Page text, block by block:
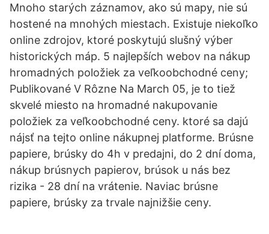
Mnoho starých záznamov, ako sú mapy, nie sú
hostené na mnohých miestach. Existuje niekoľko
online zdrojov, ktoré poskytujú slušný výber
historických máp. 5 najlepších webov na nákup
hromadných položiek za veľkoobchodné ceny;
Publikované V Rôzne Na March 05, je to tiež
skvelé miesto na hromadné nakupovanie
položiek za veľkoobchodné ceny. ktoré sa dajú
nájsť na tejto online nákupnej platforme. Brúsne
papiere, brúsky do 4h v predajni, do 2 dní doma,
nákup brúsnych papierov, brúsok u nás bez
rizika - 28 dní na vrátenie. Naviac brúsne
papiere, brúsky za trvale najnižšie ceny.